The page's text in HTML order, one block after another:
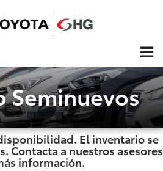
Seminuevos
El inventario se
Contacta a nuestros asesores
información.